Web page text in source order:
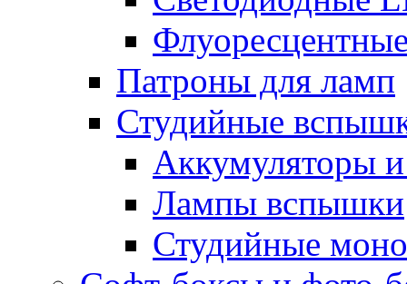
Патроны для ламп
Студийные
Аккумуляторы
Лампы вспышки
Студийные